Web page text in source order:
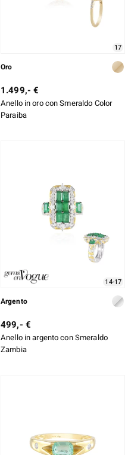
17
Oro
1.499,- €
Anello in oro con Smeraldo Color
Paraiba
14-17
Argento
499,- €
Anello in argento con Smeraldo
Zambia